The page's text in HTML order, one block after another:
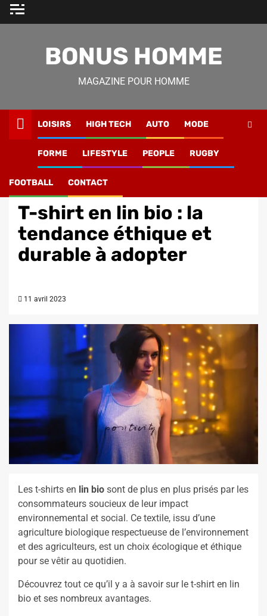
Skip
BONUS HOMME
MAGAZINE POUR HOMME
LOISIRS HIGH TECH AUTO MODE
FORME LIFESTYLE PEOPLE RUGBY
FOOTBALL CONTACT
éthique et durable à adopter
T-shirt en lin bio : la
tendance éthique et
durable à adopter
11 avril 2023
Les t-shirts en lin bio sont de plus en plus prisés par les
consommateurs soucieux de leur impact
environnemental et social. Ce textile, issu d’une
agriculture biologique respectueuse de l’environnement
et des agriculteurs, est un choix écologique et éthique
pour se vêtir au quotidien.
Découvrez tout ce qu’il y a à savoir sur le t-shirt en lin
bio et ses nombreux avantages.